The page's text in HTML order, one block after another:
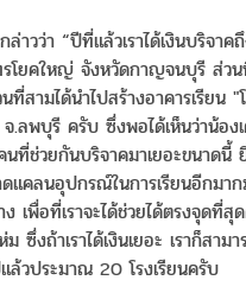
าวว่า “ปีที่แล้วเราได้เงินบริจ
รโยคใหญ่ จังหวัดกาญจนบุรี ส่ว
ที่สามได้นำไปสร้างอาคารเรียน
จ.ลพบุรี ครับ ซึ่งพอได้เห็นว่าน้อ
ช่วยกันบริจาคมาเยอะขนาดนี้
แคลนอุปกรณ์ในการเรียนอีกมา
ง เพื่อที่เราจะได้ช่วยได้ตรงจุด
ซึ่งถ้าเราได้เงินเยอะ เราก็สาม
ล้วประมาณ 20 โรงเรียนครับ